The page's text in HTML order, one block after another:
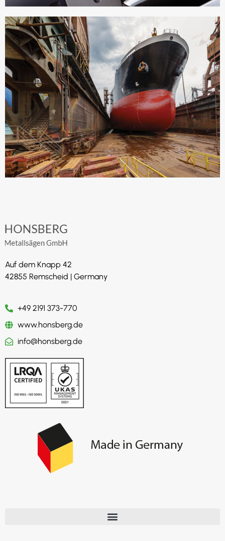
Auf dem Knapp 42
42855 Remscheid | Germany
+49 2191 373-770
www.honsberg.de
info@honsberg.de